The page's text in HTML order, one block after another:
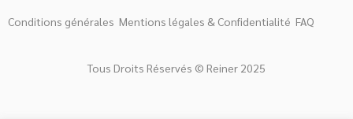
Conditions générales Mentions légales & Confidentialité FAQ
Tous Droits Réservés © Reiner 2025